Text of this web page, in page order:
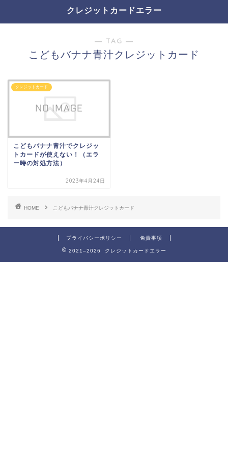
クレジットカードエラー
― TAG ―
こどもバナナ青汁クレジットカード
クレジットカード
こどもバナナ青汁でクレジッ
トカードが使えない！（エラ
ー時の対処方法）
2023年4月24日
HOME こどもバナナ青汁クレジットカード
プライバシーポリシー 免責事項
2021–2026 クレジットカードエラー